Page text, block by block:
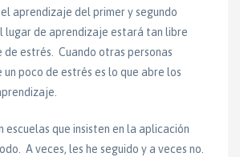
aprendizaje del primer y segundo
lugar de aprendizaje estará tan libre
de estrés. Cuando otras personas
un poco de estrés es lo que abre los
escuelas que insisten en la aplicación
A veces, les he seguido y a veces no.